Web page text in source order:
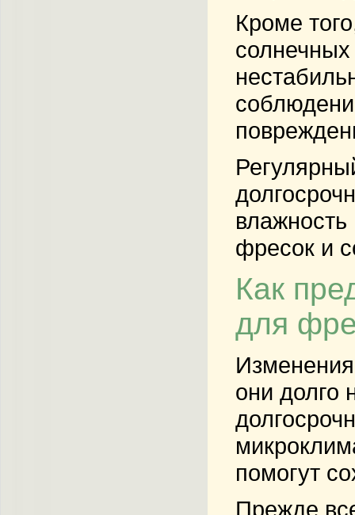
Кроме
фресок и
Как
для
они долго
помогут
Прежде